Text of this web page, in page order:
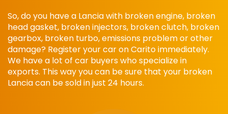
So, do you have a Lancia with broken engine, broken
head gasket, broken injectors, broken clutch, broken
gearbox, broken turbo, emissions problem or other
damage? Register your car on Carito immediately.
We have a lot of car buyers who specialize in
exports. This way you can be sure that your broken
Lancia can be sold in just 24 hours.